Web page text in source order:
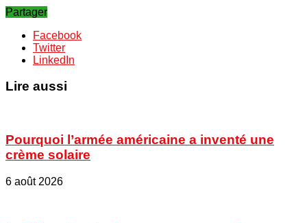
Partager
Facebook
Twitter
LinkedIn
Lire aussi
Pourquoi l’armée américaine a inventé une
crème solaire
6 août 2026